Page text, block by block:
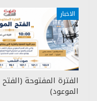
الاخبار
الفترة المفتوحة (الفتح
الموعود)